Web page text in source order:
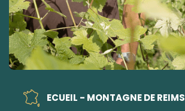
ECUEIL - MONTAGNE DE REIMS